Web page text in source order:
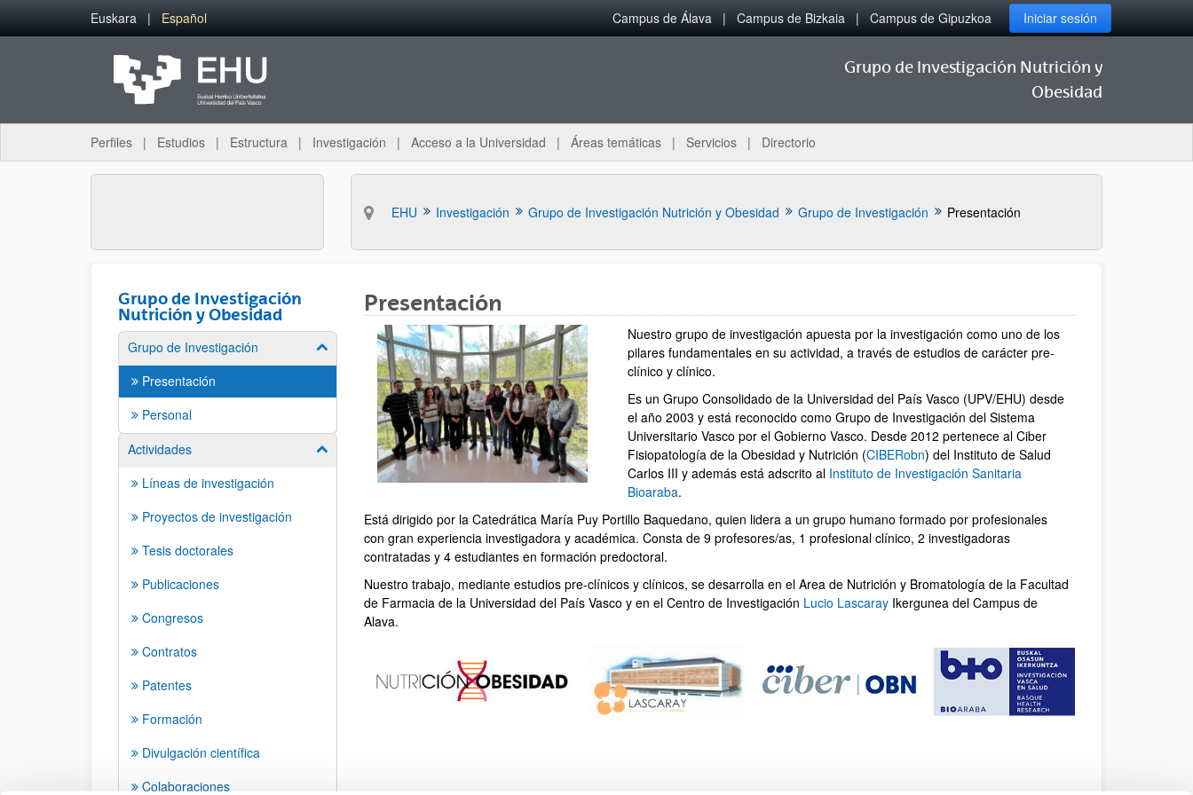
Saltar al contenido principal
Euskara Español Campus de Álava Campus de Bizkaia Campus de Gipuzkoa Iniciar sesión
Grupo de Investigación Nutrición y
Obesidad
Perfiles Estudios Estructura Investigación Acceso a la Universidad Áreas temáticas Servicios Directorio
EHU Investigación Grupo de Investigación Nutrición y Obesidad Grupo de Investigación Presentación
Grupo de Investigación
Nutrición y Obesidad
Grupo de Investigación Mostrar/ocultar subpáginas
Presentación
Personal
Actividades
Mostrar/ocultar subpáginas
Líneas de investigación
Proyectos de investigación
Tesis doctorales
Publicaciones
Congresos
Contratos
Patentes
Formación
Divulgación científica
Colaboraciones
Presentación
Nuestro grupo de investigación apuesta por la investigación como uno de los
pilares fundamentales en su actividad, a través de estudios de carácter pre-
clínico y clínico.​
Es un Grupo Consolidado de la Universidad del País Vasco (UPV/EHU) desde
el año 2003 y está reconocido como Grupo de Investigación del Sistema
Universitario Vasco por el Gobierno Vasco. Desde 2012 pertenece al Ciber
Fisiopatología de la Obesidad y Nutrición (CIBERobn) del Instituto de Salud
Carlos III y además está adscrito al Instituto de Investigación Sanitaria
Bioaraba.
Está dirigido por la Catedrática María Puy Portillo Baquedano, quien lidera a un grupo humano formado por profesionales
con gran experiencia investigadora y académica. Consta de 9 profesores/as, 1 profesional clínico, 2 investigadoras
contratadas y 4 estudiantes en formación predoctoral.
Nuestro trabajo, mediante estudios pre-clínicos y clínicos, se desarrolla en el Area de Nutrición y Bromatología de la Facultad
de Farmacia de la Universidad del País Vasco y en el Centro de Investigación Lucio Lascaray Ikergunea del Campus de
Alava.